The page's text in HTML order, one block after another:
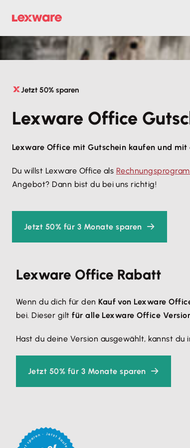
Jetzt 50% sparen
Lexware Office
Lexware Office mit Gutschein kaufen und mit
Du willst Lexware Office als
Angebot? Dann bist du bei uns richtig!
Jetzt 50% für 3 Monate sparen
Lexware Office Rabatt
Wenn du dich für den Kauf von Lexware
bei. Dieser giltfür alle Lexware Office
Hast du deine Version ausgewählt, kannst
Jetzt 50% für 3 Monate sparen